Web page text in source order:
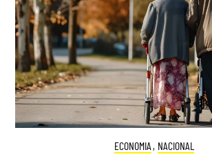
ECONOMIA , NACIONAL